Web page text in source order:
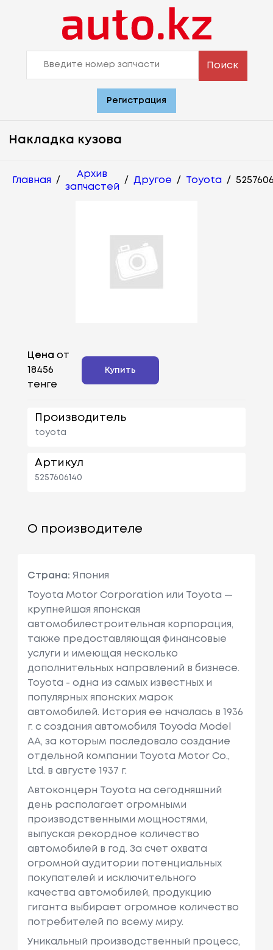
Поиск
Регистрация
Накладка кузова
Главная /
Архив
запчастей
/ Другое / Toyota /
Цена от
18456
тенге
Купить
Производитель
toyota
Артикул
5257606140
О производителе
Страна: Япония
Toyota Motor Corporation или Toyota —
крупнейшая японская
автомобилестроительная корпорация,
также предоставляющая финансовые
услуги и имеющая несколько
дополнительных направлений в бизнесе.
Toyota - одна из самых известных и
популярных японских марок
автомобилей. История ее началась в 1936
г. с создания автомобиля Toyoda Model
AA, за которым последовало создание
отдельной компании Toyota Motor Co.,
Ltd. в августе 1937 г.
Автоконцерн Toyota на сегодняшний
день располагает огромными
производственными мощностями,
выпуская рекордное количество
автомобилей в год. За счет охвата
огромной аудитории потенциальных
покупателей и исключительного
качества автомобилей, продукцию
гиганта выбирает огромное количество
потребителей по всему миру.
Уникальный производственный процесс,